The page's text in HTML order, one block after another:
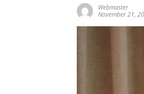
Webmaster
November 21,